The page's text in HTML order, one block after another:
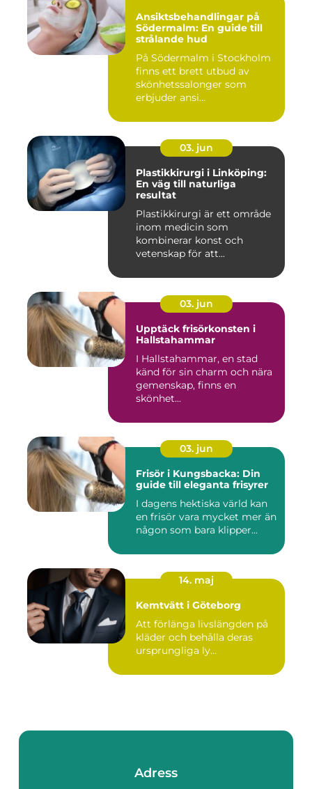
Ansiktsbehandlingar på
Södermalm: En guide till
strålande hud
På Södermalm i Stockholm
finns ett brett utbud av
skönhetssalonger som
erbjuder ansi...
03. jun
Plastikkirurgi i Linköping:
En väg till naturliga
resultat
Plastikkirurgi är ett område
inom medicin som
kombinerar konst och
vetenskap för att...
03. jun
Upptäck frisörkonsten i
Hallstahammar
I Hallstahammar, en stad
känd för sin charm och nära
gemenskap, finns en
skönhet...
03. jun
Frisör i Kungsbacka: Din
guide till eleganta frisyrer
I dagens hektiska värld kan
en frisör vara mycket mer än
någon som bara klipper...
14. maj
Kemtvätt i Göteborg
Att förlänga livslängden på
kläder och behålla deras
ursprungliga ly...
Adress